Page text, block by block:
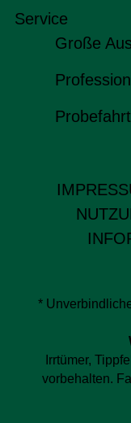
Service
Große
*
Irrtümer,
vorbehalten.